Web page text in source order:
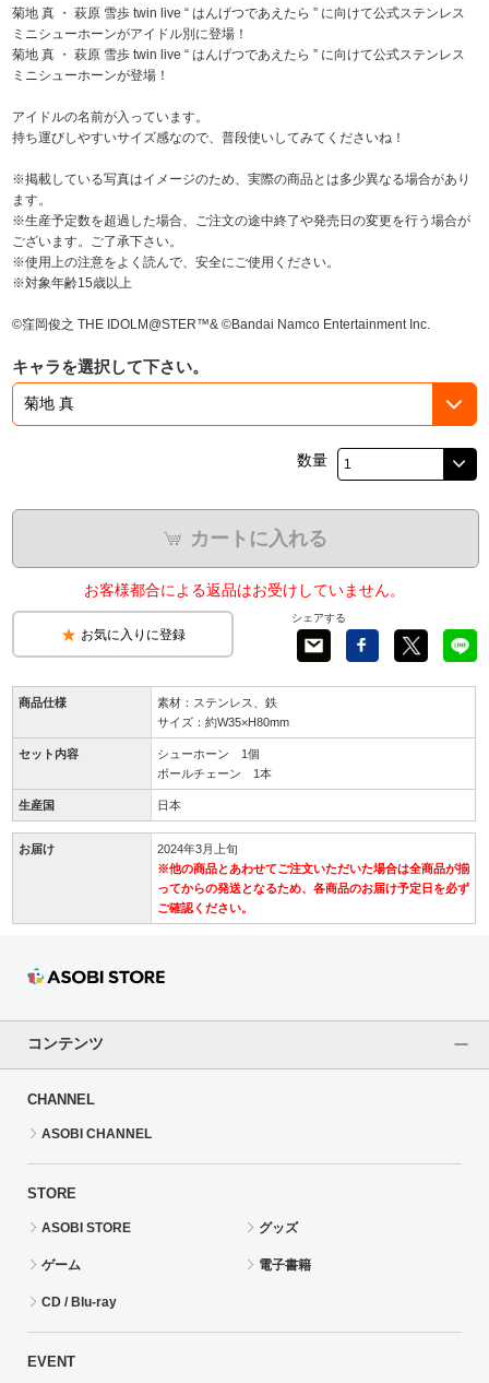
ラブライブ！シリーズ
ラブライブ！
ラブライブ！サンシャイン‼
ラブライブ！スーパースター!!
アイドリッシュセブン
菊地 真 ・ 萩原 雪歩 twin live “ はんげつであえたら ” に向けて公式ステンレス
ミニシューホーンがアイドル別に登場！
菊地 真 ・ 萩原 雪歩 twin live “ はんげつであえたら ” に向けて公式ステンレス
ミニシューホーンが登場！
アイドルの名前が入っています。
持ち運びしやすいサイズ感なので、普段使いしてみてくださいね！
※掲載している写真はイメージのため、実際の商品とは多少異なる場合があり
ます。
※生産予定数を超過した場合、ご注文の途中終了や発売日の変更を行う場合が
ございます。ご了承下さい。
※使用上の注意をよく読んで、安全にご使用ください。
※対象年齢15歳以上
©窪岡俊之 THE IDOLM@STER™& ©Bandai Namco Entertainment Inc.
キャラを選択して下さい。
数量
カートに入れる
お客様都合による返品はお受けしていません。
お気に入りに登録
シェアする
商品仕様
素材：ステンレス、鉄
サイズ：約W35×H80mm
セット内容
シューホーン 1個
ボールチェーン 1本
生産国 日本
お届け
2024年3月上旬
※他の商品とあわせてご注文いただいた場合は全商品が揃
ってからの発送となるため、各商品のお届け予定日を必ず
ご確認ください。
コンテンツ
CHANNEL
ASOBI CHANNEL
STORE
ASOBI STORE グッズ
ゲーム 電子書籍
CD / Blu-ray
EVENT